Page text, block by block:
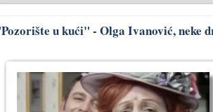
u kući" - Olga Ivanović, neke